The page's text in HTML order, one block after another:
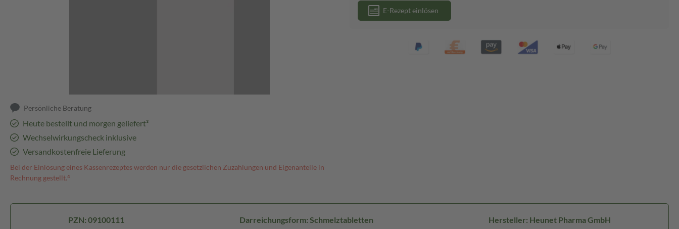
Persönliche Beratung
Heute bestellt und morgen geliefert³
Wechselwirkungscheck inklusive
Versandkostenfreie Lieferung
Bei der Einlösung eines Kassenrezeptes werden nur die gesetzlichen Zuzahlungen und Eigenanteile in
Rechnung gestellt.⁴
E-Rezept einlösen
PZN: 09100111 Darreichungsform: Schmelztabletten Hersteller: Heunet Pharma GmbH